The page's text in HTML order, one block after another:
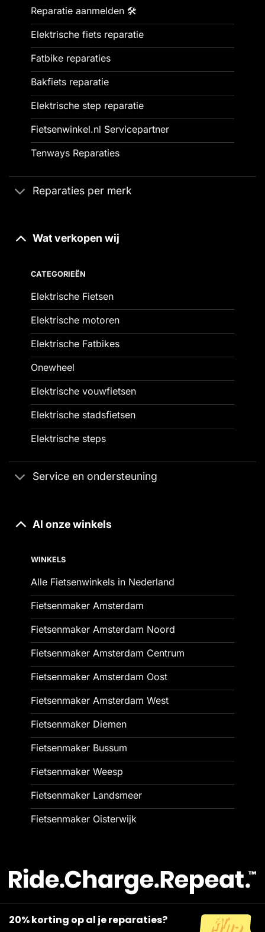
Reparatie aanmelden 🛠️
Elektrische fiets reparatie
Fatbike reparaties
Bakfiets reparatie
Elektrische step reparatie
Fietsenwinkel.nl Servicepartner
Tenways Reparaties
Reparaties per merk
Wat verkopen wij
CATEGORIEËN
Elektrische Fietsen
Elektrische motoren
Elektrische Fatbikes
Onewheel
Elektrische vouwfietsen
Elektrische stadsfietsen
Elektrische steps
Service en ondersteuning
Al onze winkels
WINKELS
Alle Fietsenwinkels in Nederland
Fietsenmaker Amsterdam
Fietsenmaker Amsterdam Noord
Fietsenmaker Amsterdam Centrum
Fietsenmaker Amsterdam Oost
Fietsenmaker Amsterdam West
Fietsenmaker Diemen
Fietsenmaker Bussum
Fietsenmaker Weesp
Fietsenmaker Landsmeer
Fietsenmaker Oisterwijk
20% korting op al je reparaties?